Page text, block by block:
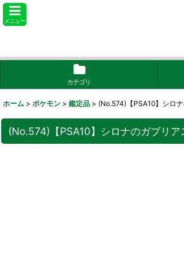
メニュー
カテゴリ
ホーム > ポケモン > 鑑定品 > (No.574)【PSA10】シロ
(No.574)【PSA10】シロナのガブリ